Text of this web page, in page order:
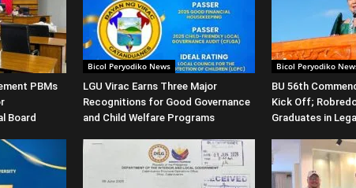
PBMs
Board
Bicol Peryodiko News
LGU Virac Earns Three Major
Recognitions for Good Governance
and Child Welfare Programs
Bicol Peryodiko
BU 56th
Kick Off;
Graduates in